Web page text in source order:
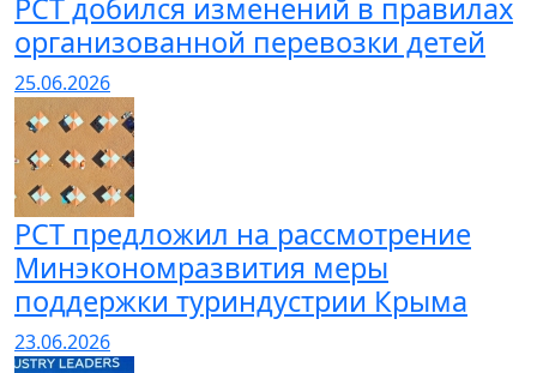
РСТ добился изменений в правилах
организованной перевозки детей
25.06.2026
РСТ предложил на рассмотрение
Минэкономразвития меры
поддержки туриндустрии Крыма
23.06.2026